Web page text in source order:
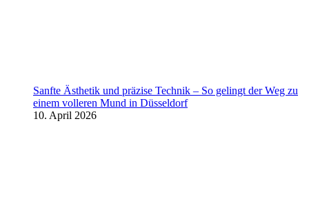
Sanfte Ästhetik und präzise Technik – So gelingt der Weg zu
einem volleren Mund in Düsseldorf
10. April 2026